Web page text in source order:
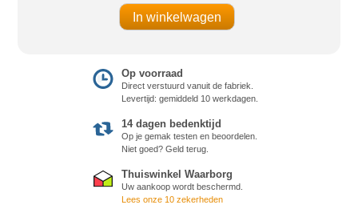
Op voorraad
Direct verstuurd vanuit de fabriek.
Levertijd: gemiddeld 10 werkdagen.
14 dagen bedenktijd
Op je gemak testen en beoordelen.
Niet goed? Geld terug.
Thuiswinkel Waarborg
Uw aankoop wordt beschermd.
Lees onze 10 zekerheden